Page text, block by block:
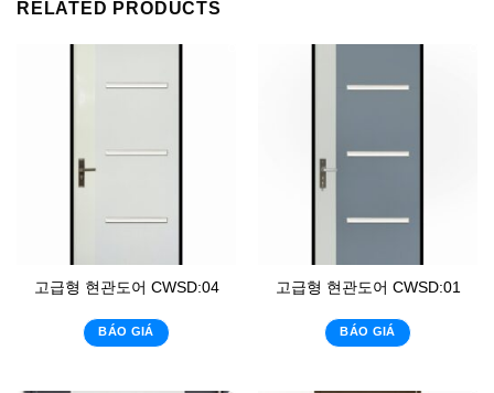
RELATED PRODUCTS
고급형 현관도어 CWSD:04
BÁO GIÁ
고급형 현관도어 CWSD:01
BÁO GIÁ